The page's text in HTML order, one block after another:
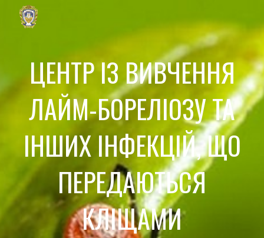
Skip to main content Skip to navigation
ЦЕНТР ІЗ ВИВЧЕННЯ
ЛАЙМ-БОРЕЛІОЗУ ТА
ІНШИХ ІНФЕКЦІЙ, ЩО
ПЕРЕДАЮТЬСЯ
КЛІЩАМИ